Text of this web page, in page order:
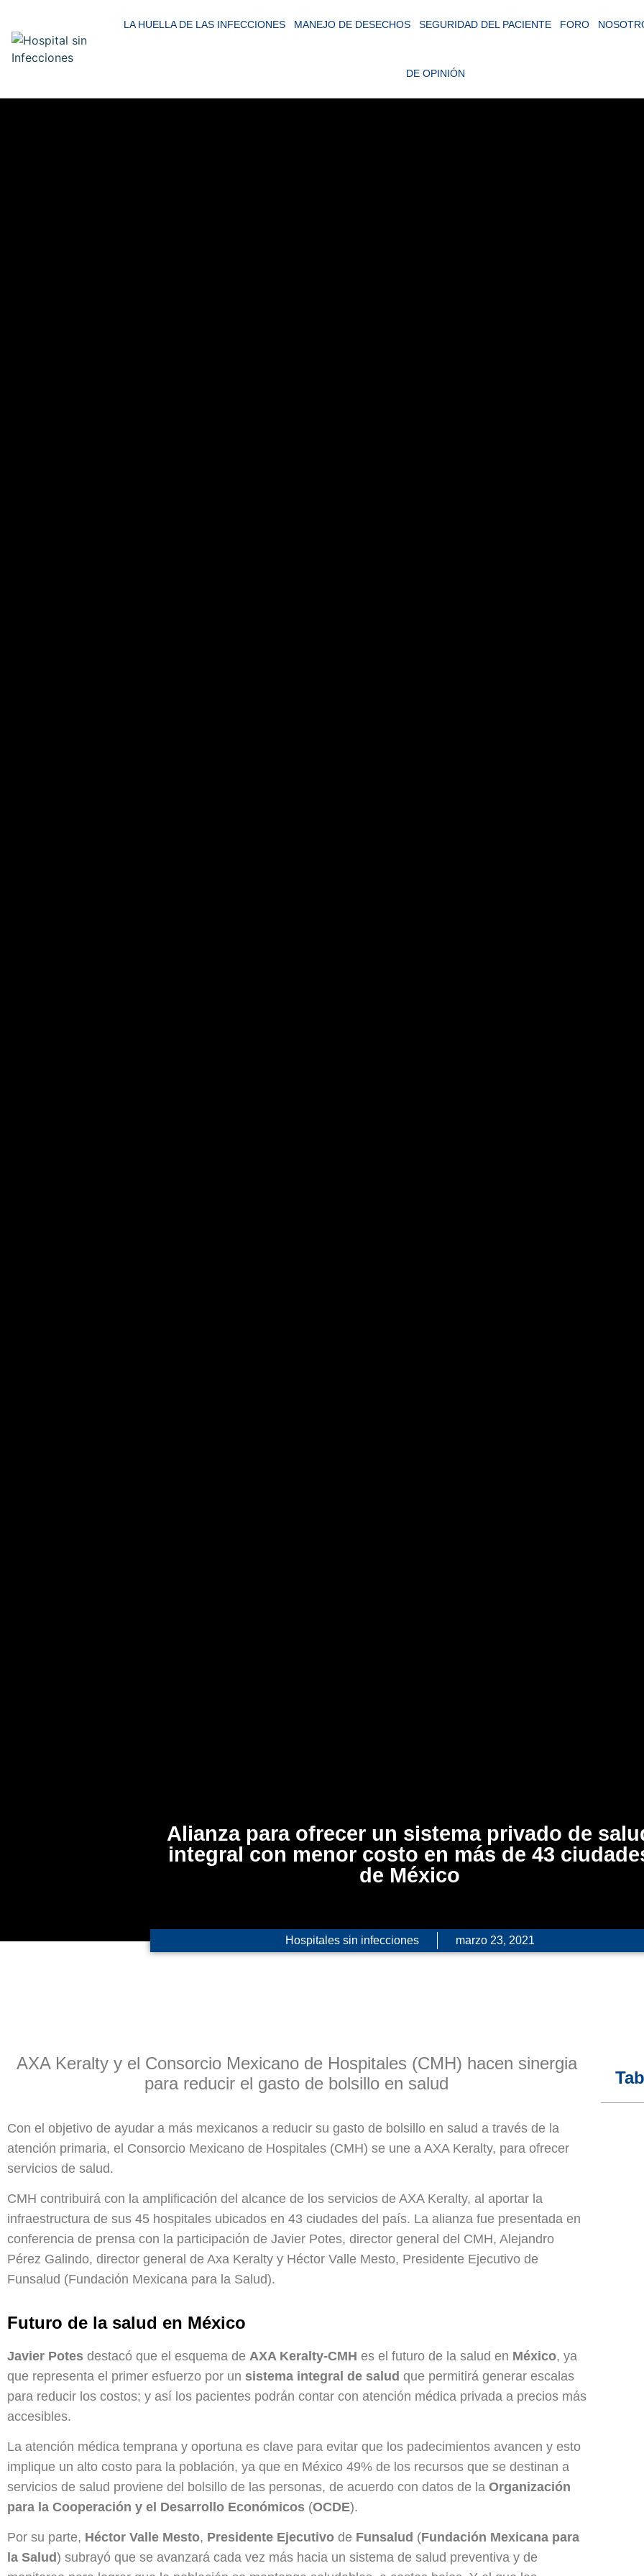
LA HUELLA DE LAS INFECCIONES MANEJO DE DESECHOS SEGURIDAD DEL PACIENTE FORO
DE OPINIÓN
Alianza para ofrecer un sistema privado de
integral con menor costo en más de 43
de México
Hospitales sin infecciones marzo 23, 2021
AXA Keralty y el Consorcio Mexicano de Hospitales (CMH) hacen sinergia
para reducir el gasto de bolsillo en salud
Con el objetivo de ayudar a más mexicanos a reducir su gasto de bolsillo en salud a través de la
atención primaria, el Consorcio Mexicano de Hospitales (CMH) se une a AXA Keralty, para ofrecer
servicios de salud.
CMH contribuirá con la amplificación del alcance de los servicios de AXA Keralty, al aportar la
infraestructura de sus 45 hospitales ubicados en 43 ciudades del país. La alianza fue presentada en
conferencia de prensa con la participación de Javier Potes, director general del CMH, Alejandro
Pérez Galindo, director general de Axa Keralty y Héctor Valle Mesto, Presidente Ejecutivo de
Funsalud (Fundación Mexicana para la Salud).
Futuro de la salud en México
Javier Potes destacó que el esquema de AXA Keralty-CMH es el futuro de la salud en México, ya
que representa el primer esfuerzo por un sistema integral de salud que permitirá generar escalas
para reducir los costos; y así los pacientes podrán contar con atención médica privada a precios más
accesibles.
La atención médica temprana y oportuna es clave para evitar que los padecimientos avancen y esto
implique un alto costo para la población, ya que en México 49% de los recursos que se destinan a
servicios de salud proviene del bolsillo de las personas, de acuerdo con datos de la Organización
para la Cooperación y el Desarrollo Económicos (OCDE).
Por su parte, Héctor Valle Mesto, Presidente Ejecutivo de Funsalud (Fundación Mexicana para
la Salud) subrayó que se avanzará cada vez más hacia un sistema de salud preventiva y de